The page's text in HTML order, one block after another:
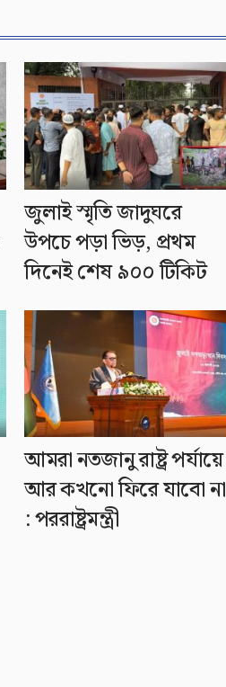
জুলাই স্মৃতি জাদুঘরে
উপচে পড়া ভিড়, প্রথম
দিনেই শেষ ৯০০ টিকিট
আমরা নতজানু রাষ্ট্র পর্যায়ে
আর কখনো ফিরে যাবো না
: পররাষ্ট্রমন্ত্রী